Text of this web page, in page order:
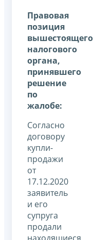
Правовая
позиция
вышестоящего
налогового
органа,
принявшего
решение
по
жалобе:
Согласно
договору
купли-
продажи
от
17.12.2020
заявитель
и его
супруга
продали
находящиеся